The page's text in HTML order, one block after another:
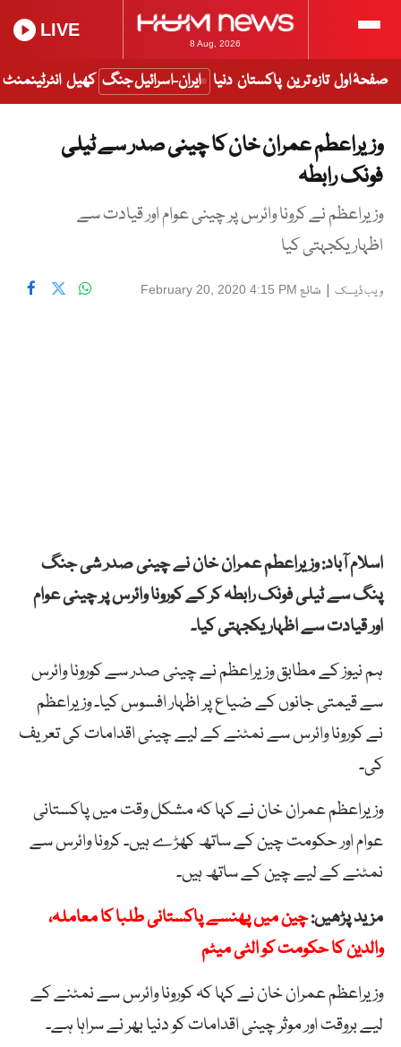
8 Aug, 2026
LIVE
صفحۂ اول تازہ ترین پاکستان دنیا ایران-اسرائیل جنگ کھیل انٹرٹینمنٹ
وزیراعطم عمران خان کا چینی صدر سے ٹیلی
فونک رابطہ
وزیراعظم نے کرونا وائرس پر چینی عوام اور قیادت سے
اظہار یکجہتی کیا
ویب ڈیسک | شائع February 20, 2020 4:15 PM
اسلام آباد: وزیراعطم عمران خان نے چینی صدر شی جنگ
پنگ سے ٹیلی فونک رابطہ کر کے کورونا وائرس پر چینی عوام
اور قیادت سے اظہار یکجہتی کیا۔
ہم نیوز کے مطابق وزیراعظم نے چینی صدر سے کورونا وائرس
سے قیمتی جانوں کے ضیاع پر اظہار افسوس کیا۔ وزیراعظم
نے کورونا وائرس سے نمٹنے کے لیے چینی اقدامات کی تعریف
کی۔
وزیراعظم عمران خان نے کہا کہ مشکل وقت میں پاکستانی
عوام اور حکومت چین کے ساتھ کھڑے ہیں۔ کرونا وائرس سے
نمٹنے کے لیے چین کے ساتھ ہیں۔
مزید پڑھیں:چین میں پھنسے پاکستانی طلبا کا معاملہ،
والدین کا حکومت کو الٹی میٹم
وزیراعظم عمران خان نے کہا کہ کورونا وائرس سے نمٹنے کے
لیے بروقت اور موثر چینی اقدامات کو دنیا بھر نے سراہا ہے۔